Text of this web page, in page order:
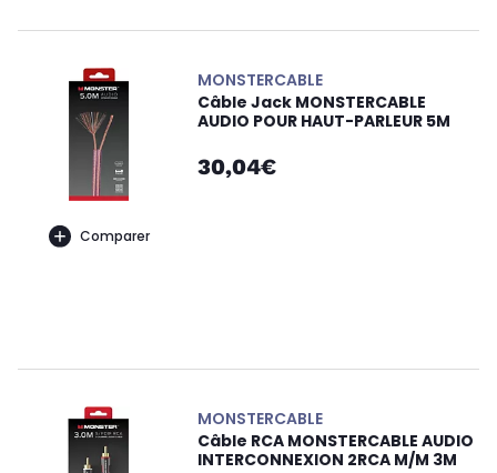
Comparer
MONSTERCABLE
Câble Jack MONSTERCABLE
AUDIO POUR HAUT-PARLEUR 5M
30,04€
MONSTERCABLE
Câble RCA MONSTERCABLE AUDIO
INTERCONNEXION 2RCA M/M 3M